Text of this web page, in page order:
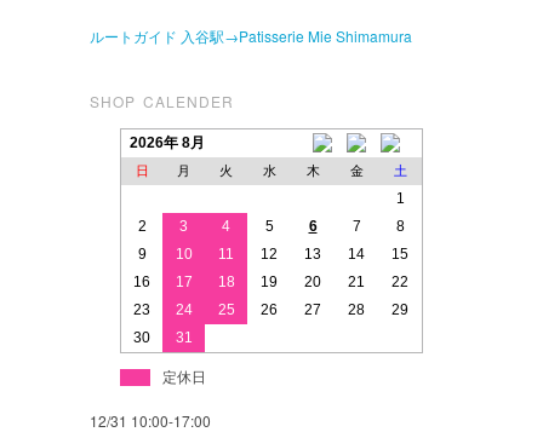
ルートガイド 入谷駅→Patisserie Mie Shimamura
SHOP CALENDER
2026年 8月
日 月 火 水 木 金 土
1
2
3 4 5 6 7
8
9
10 11 12 13 14
15
16
17 18 19 20 21
22
23
24 25 26 27 28
29
30
31
定休日
12/31 10:00-17:00